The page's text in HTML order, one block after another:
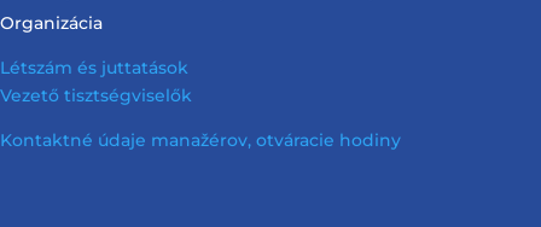
Organizácia
Létszám és juttatások
Vezető tisztségviselők
Kontaktné údaje manažérov, otváracie hodiny